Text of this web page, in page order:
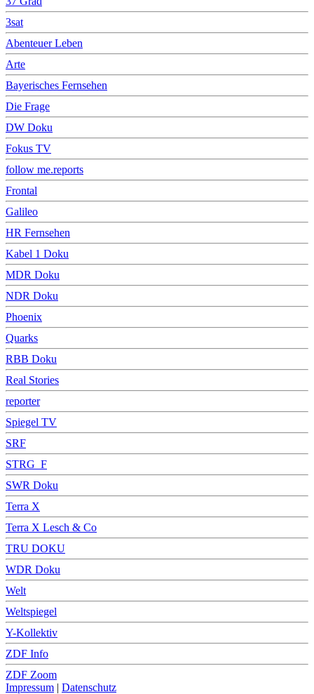
3sat
Abenteuer Leben
Arte
Bayerisches Fernsehen
Die Frage
DW Doku
Fokus TV
follow me.reports
Frontal
Galileo
HR Fernsehen
Kabel 1 Doku
MDR Doku
NDR Doku
Phoenix
Quarks
RBB Doku
Real Stories
reporter
Spiegel TV
SRF
STRG_F
SWR Doku
Terra X
Terra X Lesch & Co
TRU DOKU
WDR Doku
Welt
Weltspiegel
Y-Kollektiv
ZDF Info
ZDF Zoom
Impressum | Datenschutz